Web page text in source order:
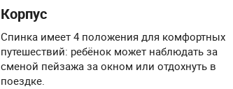
Корпус
Спинка имеет 4 положения для комфортных
путешествий: ребёнок может наблюдать за
сменой пейзажа за окном или отдохнуть в
поездке.